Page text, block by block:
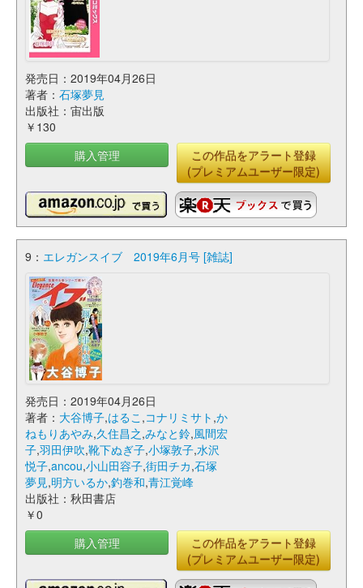
発売日：2019年04月26日
著者： 石塚夢見
出版社：宙出版
￥130
購入管理
この作品をアラート登録
(プレミアムユーザー限定)
9： エレガンスイブ 2019年6月号 [雑誌]
発売日：2019年04月26日
著者： 大谷博子,はるこ ,コナリミサト ,か
ねもりあやみ,久住昌之,みなと鈴,風間宏
子,羽田伊吹,靴下ぬぎ子,小塚敦子,水沢
悦子,ancou,小山田容子,街田チカ,石塚
夢見,明方いるか,釣巻和,青江覚峰
出版社：秋田書店
￥0
購入管理
この作品をアラート登録
(プレミアムユーザー限定)